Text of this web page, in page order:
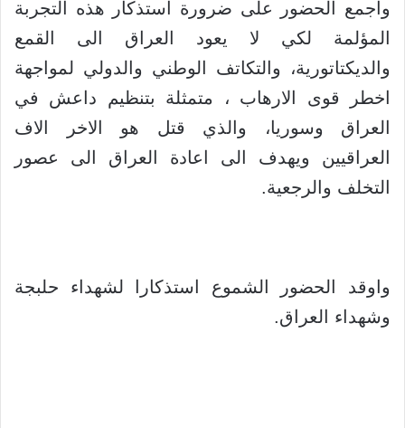
واجمع الحضور على ضرورة استذكار هذه التجربة
المؤلمة لكي لا يعود العراق الى القمع
والديكتاتورية، والتكاتف الوطني والدولي لمواجهة
اخطر قوى الارهاب ، متمثلة بتنظيم داعش في
العراق وسوريا، والذي قتل هو الاخر الاف
العراقيين ويهدف الى اعادة العراق الى عصور
التخلف والرجعية.
واوقد الحضور الشموع استذكارا لشهداء حلبجة
وشهداء العراق.